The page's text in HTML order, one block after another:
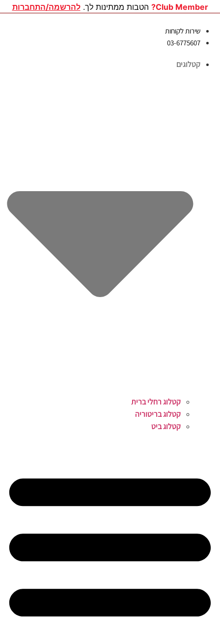
Club Member? הטבות ממתינות לך.להרשמה/התחברות
שירות לקוחות
03-6775607
קטלוגים
קטלוג רחלי ברית
קטלוג בריטוריה
קטלוג ביט